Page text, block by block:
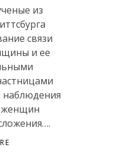
из
связи
и ее
женщин